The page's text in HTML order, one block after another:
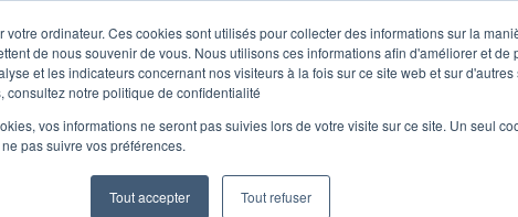
votre ordinateur. Ces cookies sont utilisés pour collecter des informations sur la
de nous souvenir de vous. Nous utilisons ces informations afin d'améliorer et
et les indicateurs concernant nos visiteurs à la fois sur ce site web et sur
consultez notre politique de confidentialité
vos informations ne seront pas suivies lors de votre visite sur ce site. Un seul
pas suivre vos préférences.
Tout accepter Tout refuser
Le Club